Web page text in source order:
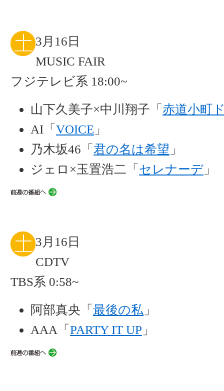
3月16日
MUSIC FAIR
フジテレビ系 18:00~
山下久美子×中川翔子「 赤道小町
AI「 VOICE 」
乃木坂46「 君の名は希望 」
ジェロ×玉置浩二「 セレナーデ 」
3月16日
CDTV
TBS系 0:58~
阿部真央「 最後の私 」
AAA「 PARTY IT UP 」